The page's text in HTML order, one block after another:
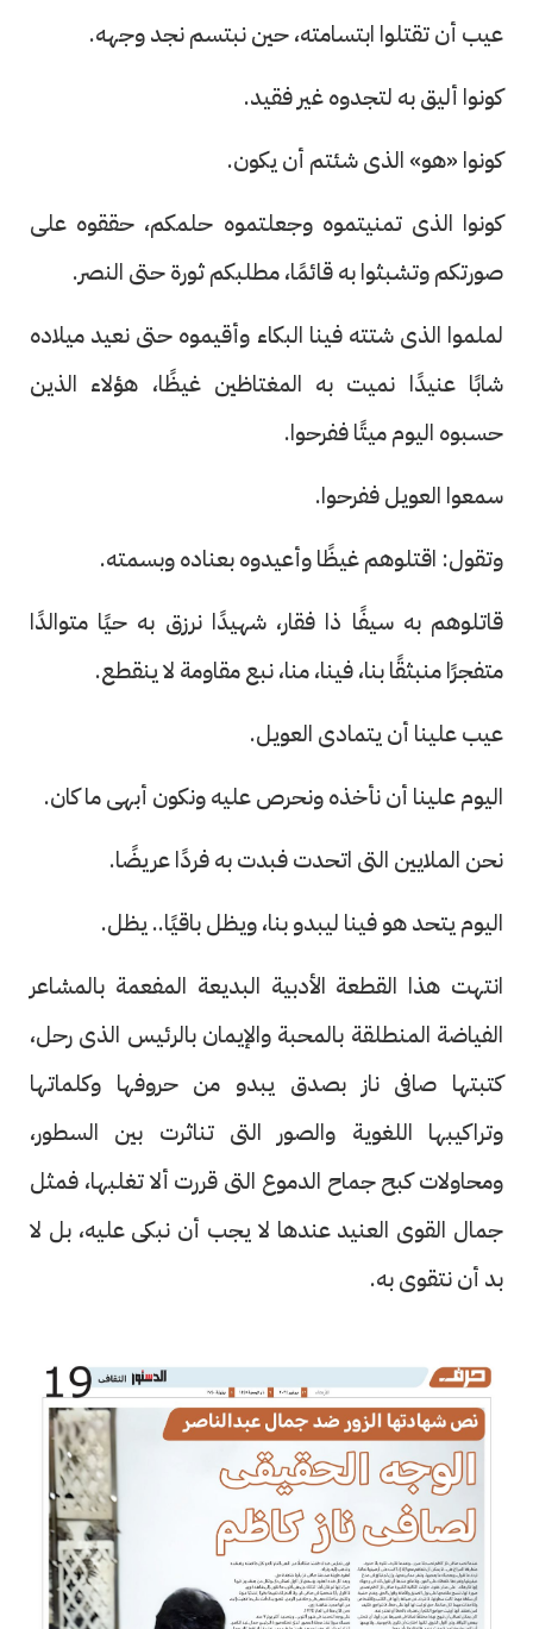
عيب أن تقتلوا ابتسامته، حين نبتسم نجد وجهه.
كونوا أليق به لتجدوه غير فقيد.
كونوا «هو» الذى شئتم أن يكون.
كونوا الذى تمنيتموه وجعلتموه حلمكم، حققوه على
صورتكم وتشبثوا به قائمًا، مطلبكم ثورة حتى النصر.
لملموا الذى شتته فينا البكاء وأقيموه حتى نعيد ميلاده
شابًا عنيدًا نميت به المغتاظين غيظًا، هؤلاء الذين
حسبوه اليوم ميتًا ففرحوا.
سمعوا العويل ففرحوا.
وتقول: اقتلوهم غيظًا وأعيدوه بعناده وبسمته.
قاتلوهم به سيفًا ذا فقار، شهيدًا نرزق به حيًا متوالدًا
متفجرًا منبثقًا بنا، فينا، منا، نبع مقاومة لا ينقطع.
عيب علينا أن يتمادى العويل.
اليوم علينا أن نأخذه ونحرص عليه ونكون أبهى ما كان.
نحن الملايين التى اتحدت فبدت به فردًا عريضًا.
اليوم يتحد هو فينا ليبدو بنا، ويظل باقيًا.. يظل.
انتهت هذا القطعة الأدبية البديعة المفعمة بالمشاعر
الفياضة المنطلقة بالمحبة والإيمان بالرئيس الذى رحل،
كتبتها صافى ناز بصدق يبدو من حروفها وكلماتها
وتراكيبها اللغوية والصور التى تناثرت بين السطور،
ومحاولات كبح جماح الدموع التى قررت ألا تغلبها، فمثل
جمال القوى العنيد عندها لا يجب أن نبكى عليه، بل لا
بد أن نتقوى به.